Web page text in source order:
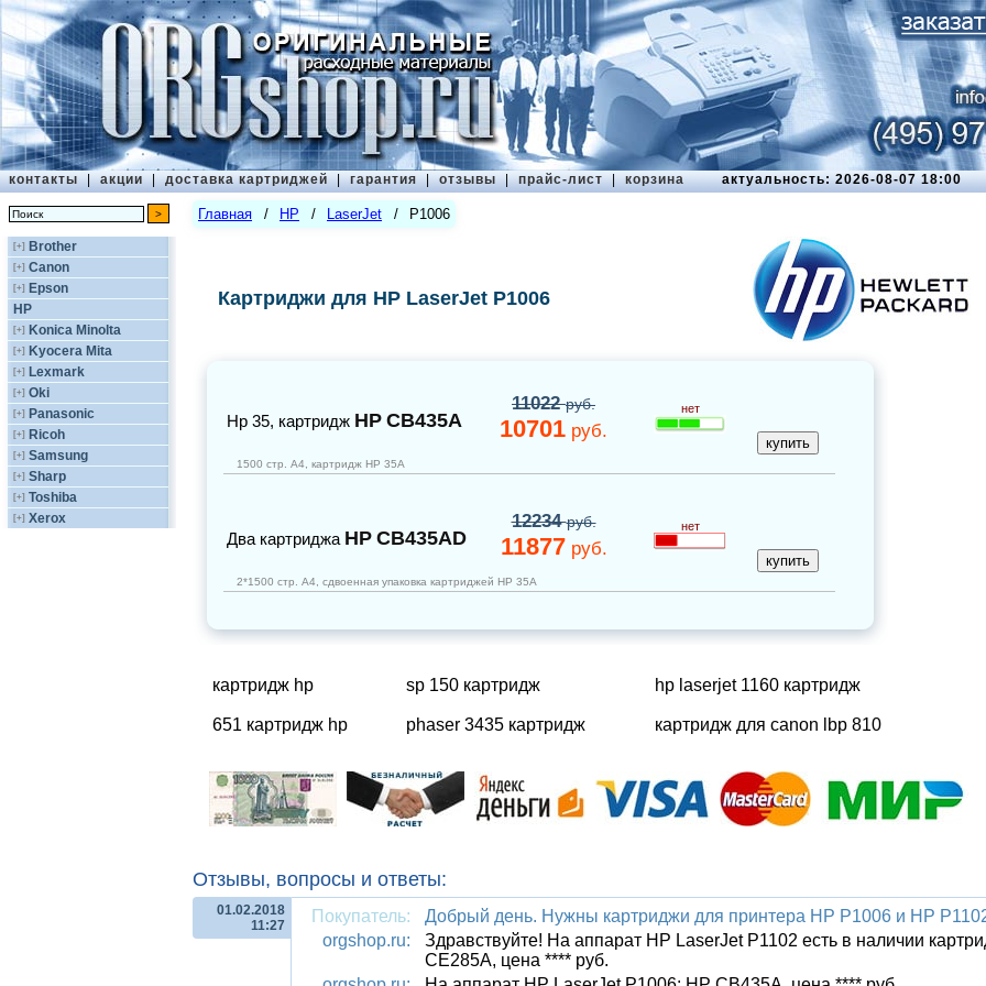
контакты | акции | доставка картриджей | гарантия | отзывы | прайс-лист | корзина актуальность: 2026-08-07 18:00
[+] Brother
[+] Canon
[+] Epson
HP
[+] Konica Minolta
[+] Kyocera Mita
[+] Lexmark
[+] Oki
[+] Panasonic
[+] Ricoh
[+] Samsung
[+] Sharp
[+] Toshiba
[+] Xerox
Главная / HP / LaserJet / P1006
Картриджи для HP LaserJet P1006
Нр 35, картридж HP CB435A
11022руб.
10701 руб.
нет
1500 стр. А4, картридж НР 35A
Два картриджа HP CB435AD
12234руб.
11877руб.
нет
2*1500 стр. А4, сдвоенная упаковка картриджей HP 35A
картридж hp sp 150 картридж hp laserjet 1160 картридж
651 картридж hp phaser 3435 картридж картридж для canon lbp 810
Отзывы, вопросы и ответы:
01.02.2018
11:27
Покупатель:
Добрый день. Нужны картриджи для принтера HP P1006 и HP
orgshop.ru:
Здравствуйте! На аппарат HP LaserJet P1102 есть в наличии
CE285A, цена **** руб.